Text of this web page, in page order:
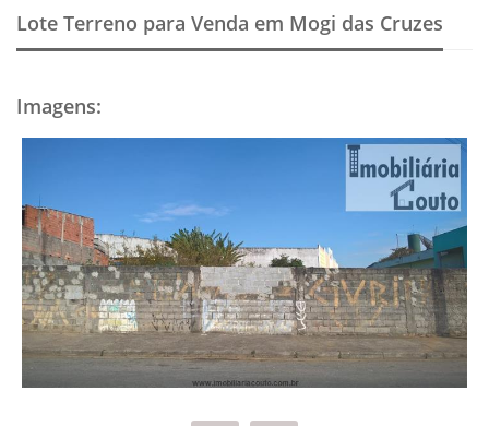
Lote Terreno para Venda em Mogi das Cruzes
Imagens: